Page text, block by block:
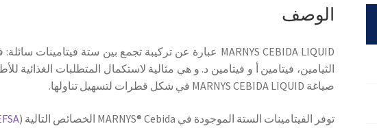
الوصف
الثيامين، فيتامين أ و فيتامين د. و هي مثالية لاستكمال المتطلبات الغذائية
صياغة MARNYS CEBIDA LIQUID في شكل قطرات لتسهيل تناولها.
توفر الفيتامينات الستة الموجودة في MARNYS® Cebida الخصائص التالية (